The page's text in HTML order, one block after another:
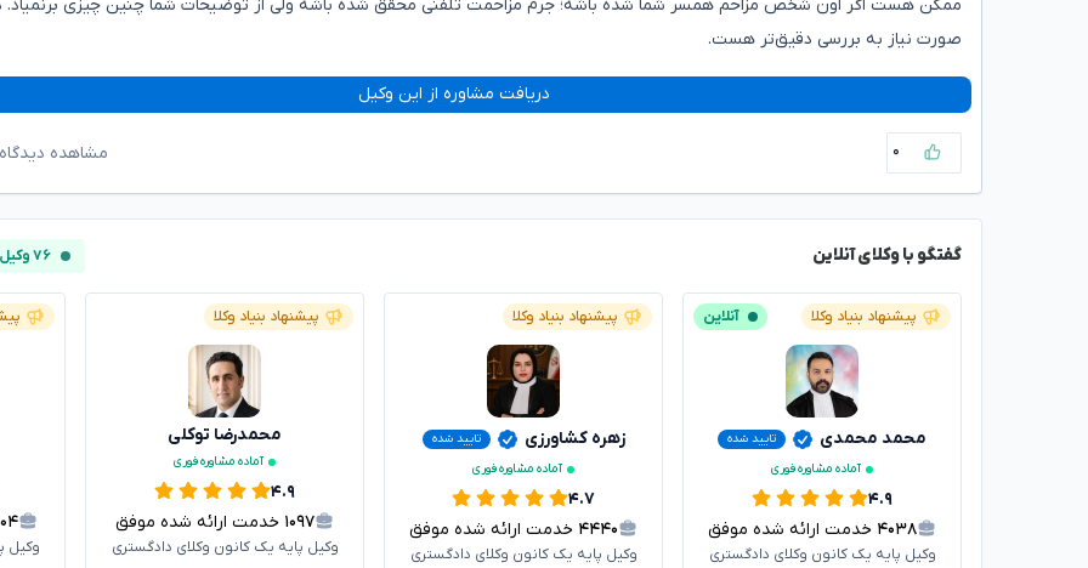
ممکن هست اگر اون شخص مزاحم همسر شما شده باشه؛ جرم مزاحمت تلفنی محقق شده باشه ولی از توضیحات شما چنین چیزی برنمیاد.
صورت نیاز به بررسی دقیق‌تر هست.
دریافت مشاوره از این وکیل
۰ مشاهده
گفتگو با وکلای آنلاین ۷۶ وکیل آنلاین
پیشنهاد بنیاد وکلا آنلاین
محمد محمدی
تایید شده
آماده مشاوره فوری
۴.۹
۴۰۳۸ خدمت ارائه شده موفق
وکیل پایه یک کانون وکلای دادگستری
پیشنهاد بنیاد وکلا
زهره کشاورزی
تایید شده
آماده مشاوره فوری
۴.۷
۴۴۴۰ خدمت ارائه شده موفق
وکیل پایه یک کانون وکلای دادگستری
پیشنهاد بنیاد وکلا
محمدرضا توکلی
آماده مشاوره فوری
۴.۹
۱۰۹۷ خدمت ارائه شده موفق
وکیل پایه یک کانون وکلای دادگستری وکیل